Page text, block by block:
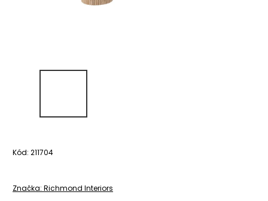
Kód: 211704
Značka: Richmond Interiors